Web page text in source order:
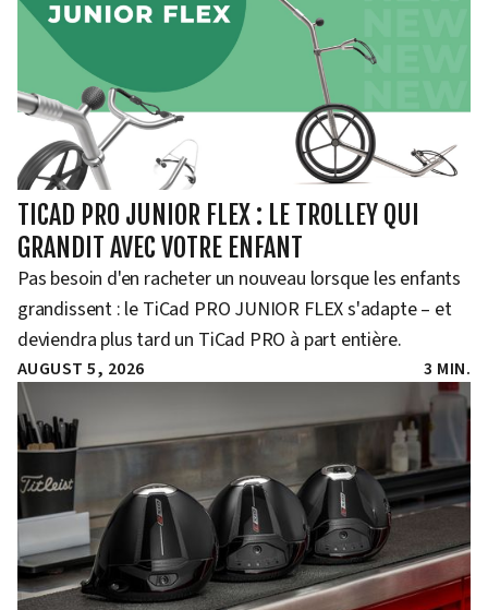
TICAD PRO JUNIOR FLEX : LE TROLLEY QUI
GRANDIT AVEC VOTRE ENFANT
Pas besoin d'en racheter un nouveau lorsque les enfants
grandissent : le TiCad PRO JUNIOR FLEX s'adapte – et
deviendra plus tard un TiCad PRO à part entière.
AUGUST 5, 2026 3 MIN.